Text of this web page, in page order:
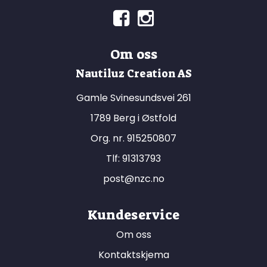
Om oss
Nautiluz Creation AS
Gamle Svinesundsvei 261
1789 Berg i Østfold
Org. nr. 915250807
Tlf: 91313793
post@nzc.no
Kundeservice
Om oss
Kontaktskjema